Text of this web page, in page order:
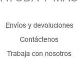
Envíos y devoluciones
Contáctenos
Trabaja con nosotros